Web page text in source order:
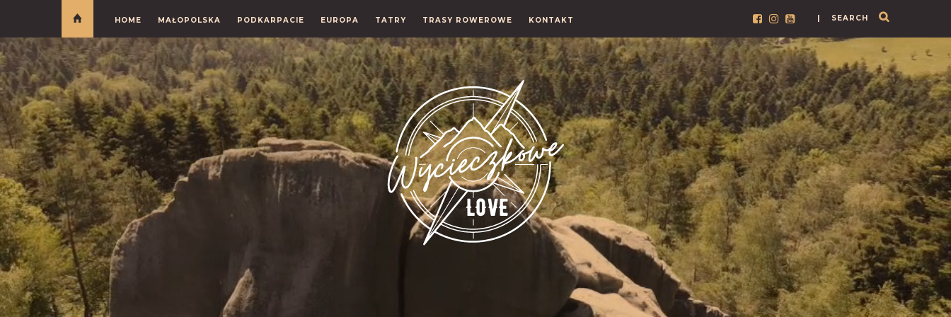
| SEARCH
HOME MAŁOPOLSKA PODKARPACIE EUROPA TATRY TRASY ROWEROWE KONTAKT